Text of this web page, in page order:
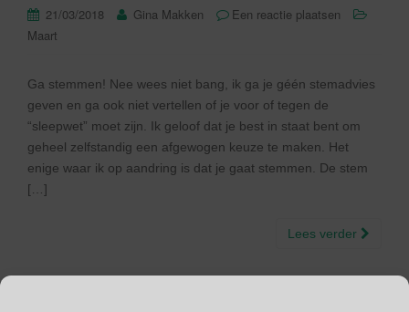
21/03/2018 Gina Makken
Een reactie plaatsen
Maart
Ga stemmen! Nee wees niet bang, ik ga je géén stemadvies
geven en ga ook niet vertellen of je voor of tegen de
“sleepwet” moet zijn. Ik geloof dat je best in staat bent om
geheel zelfstandig een afgewogen keuze te maken. Het
enige waar ik op aandring is dat je gaat stemmen. De stem
[…]
Lees verder